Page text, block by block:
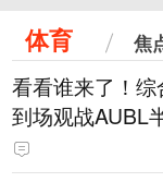
体育 焦
看看谁来了！
到场观战AUBL